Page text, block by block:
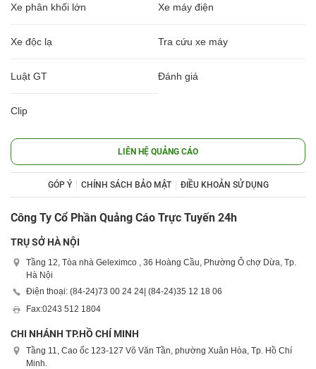
Xe phân khối lớn Xe máy điện
Xe độc lạ Tra cứu xe máy
Luật GT Đánh giá
Clip
LIÊN HỆ QUẢNG CÁO
GÓP Ý CHÍNH SÁCH BẢO MẬT ĐIỀU KHOẢN SỬ DỤNG
Công Ty Cổ Phần Quảng Cáo Trực Tuyến 24h
TRỤ SỞ HÀ NỘI
Tầng 12, Tòa nhà Geleximco , 36 Hoàng Cầu, Phường Ô chợ Dừa, Tp.
Hà Nội
Điện thoại: (84-24)73 00 24 24| (84-24)35 12 18 06
Fax:0243 512 1804
CHI NHÁNH TP.HỒ CHÍ MINH
Tầng 11, Cao ốc 123-127 Võ Văn Tần, phường Xuân Hòa, Tp. Hồ Chí
Minh.